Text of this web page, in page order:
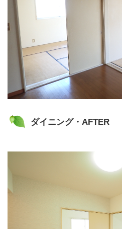
ダイニング・AFTER